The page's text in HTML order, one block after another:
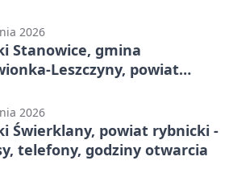
2026
Stanowice, gmina
Leszczyny, powiat
2026
Świerklany, powiat rybnicki -
telefony, godziny otwarcia